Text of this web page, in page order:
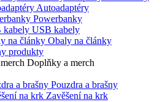
Autoadaptéry
Powerbanky
USB kabely
Obaly na články
produkty
Doplňky a merch
Pouzdra a brašny
Zavěšení na krk